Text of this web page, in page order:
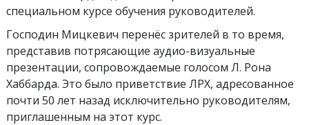
специальном курсе обучения руководителей.
Господин Мицкевич перенёс зрителей в то время,
представив потрясающие аудио-визуальные
презентации, сопровождаемые голосом Л. Рона
Хаббарда. Это было приветствие ЛРХ, адресованное
почти 50 лет назад исключительно руководителям,
приглашенным на этот курс.